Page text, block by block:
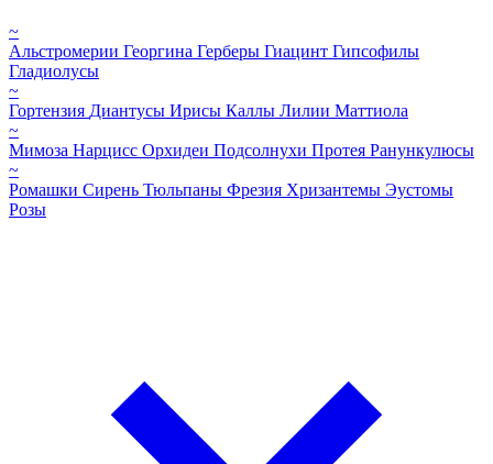
~
Альстромерии Георгина Герберы Гиацинт Гипсофилы
Гладиолусы
~
Гортензия Диантусы Ирисы Каллы Лилии Маттиола
~
Мимоза Нарцисс Орхидеи Подсолнухи Протея Ранункулюсы
~
Ромашки Сирень Тюльпаны Фрезия Хризантемы Эустомы
Розы